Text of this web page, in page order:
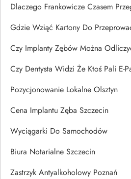
Dlaczego Frankowicze Czasem
Gdzie Wziąć Kartony Do
Czy Implanty Zębów Można
Czy Dentysta Widzi Że Ktoś Pali E-
Pozycjonowanie Lokalne Olsztyn
Cena Implantu Zęba Szczecin
Wyciągarki Do Samochodów
Biura Notarialne Szczecin
Zastrzyk Antyalkoholowy Poznań